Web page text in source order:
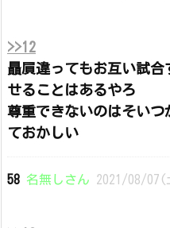
>>12
贔屓違ってもお互い試
せることはあるやろ
尊重できないのはそい
ておかしい
58 名無しさん 2021/08/07(